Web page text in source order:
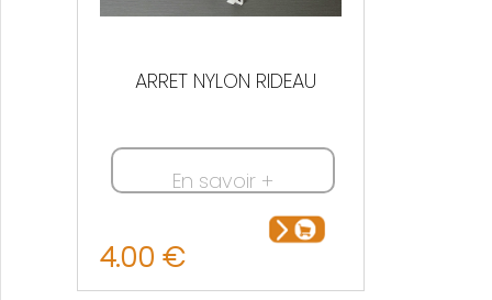
ARRET NYLON RIDEAU
En savoir +
4.00 €